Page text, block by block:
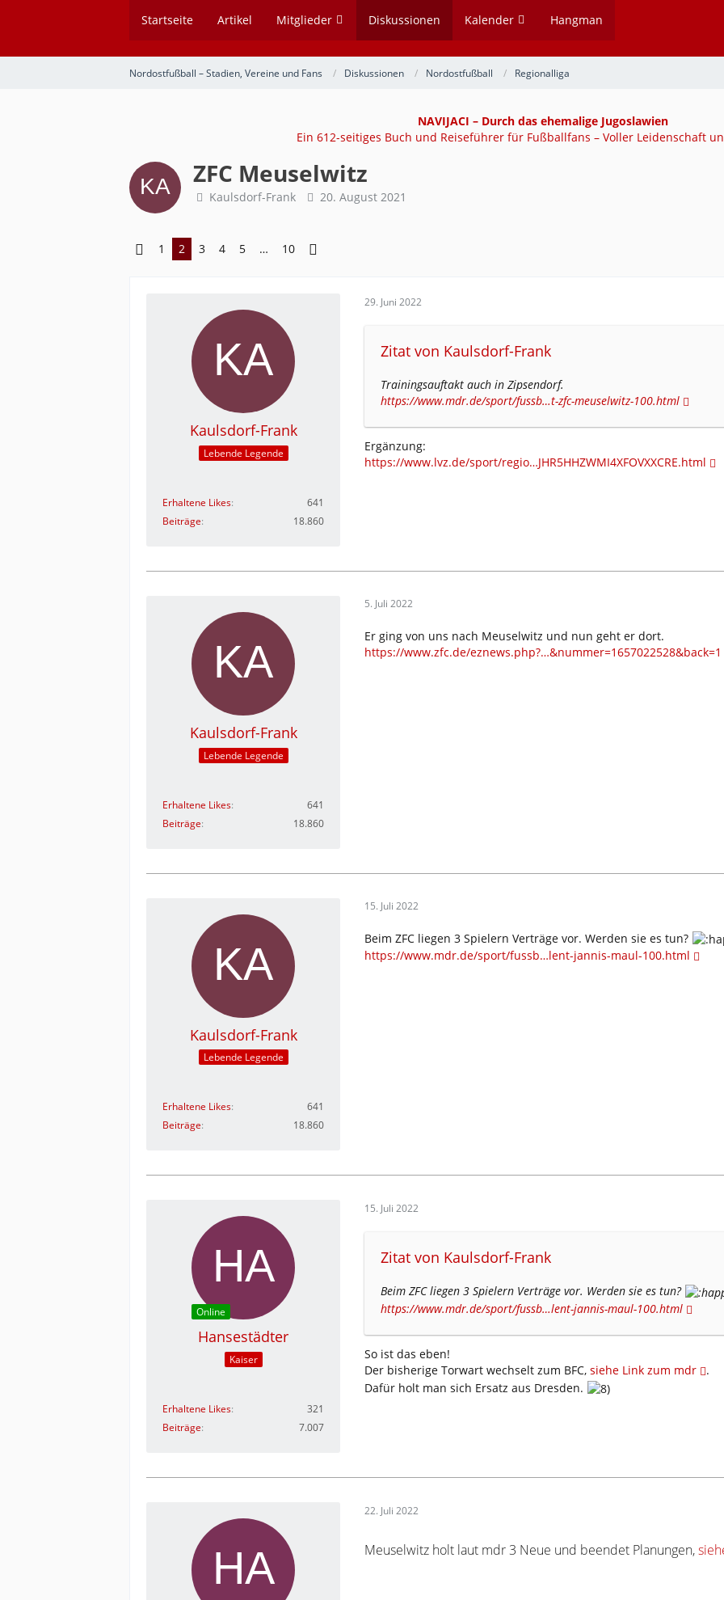
Startseite Artikel Mitglieder Diskussionen Kalender Hangman
Nordostfußball – Stadien, Vereine und Fans Diskussionen Nordostfußball Regionalliga
NAVIJACI – Durch das ehemalige Jugoslawien
Ein 612-seitiges Buch und Reiseführer für Fußballfans – Voller Leidenschaft
ZFC Meuselwitz
Kaulsdorf-Frank 20. August 2021
1 2 3 4 5 … 10
Kaulsdorf-Frank
Lebende Legende
Erhaltene Likes
641
Beiträge
18.860
29. Juni 2022
Zitat von Kaulsdorf-Frank
Trainingsauftakt auch in Zipsendorf.
https://www.mdr.de/sport/fussb…t-zfc-meuselwitz-100.html
Ergänzung:
https://www.lvz.de/sport/regio…JHR5HHZWMI4XFOVXXCRE.html
Kaulsdorf-Frank
Lebende Legende
Erhaltene Likes
641
Beiträge
18.860
5. Juli 2022
Er ging von uns nach Meuselwitz und nun geht er dort.
https://www.zfc.de/eznews.php?…&nummer=1657022528&back=1
Kaulsdorf-Frank
Lebende Legende
Erhaltene Likes
641
Beiträge
18.860
15. Juli 2022
Beim ZFC liegen 3 Spielern Verträge vor. Werden sie es tun?
https://www.mdr.de/sport/fussb…lent-jannis-maul-100.html
Online
Hansestädter
Kaiser
Erhaltene Likes
321
Beiträge
7.007
15. Juli 2022
Zitat von Kaulsdorf-Frank
Beim ZFC liegen 3 Spielern Verträge vor. Werden sie es tun?
https://www.mdr.de/sport/fussb…lent-jannis-maul-100.html
So ist das eben!
Der bisherige Torwart wechselt zum BFC, siehe Link zum mdr
.
Dafür holt man sich Ersatz aus Dresden.
22. Juli 2022
Meuselwitz holt laut mdr 3 Neue und beendet Planungen,